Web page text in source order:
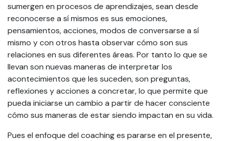
sumergen en procesos de aprendizajes, sean desde
reconocerse a sí mismos es sus emociones,
pensamientos, acciones, modos de conversarse a sí
mismo y con otros hasta observar cómo son sus
relaciones en sus diferentes áreas. Por tanto lo que se
llevan son nuevas maneras de interpretar los
acontecimientos que les suceden, son preguntas,
reflexiones y acciones a concretar, lo que permite que
pueda iniciarse un cambio a partir de hacer consciente
cómo sus maneras de estar siendo impactan en su vida.
Pues el enfoque del coaching es pararse en el presente,